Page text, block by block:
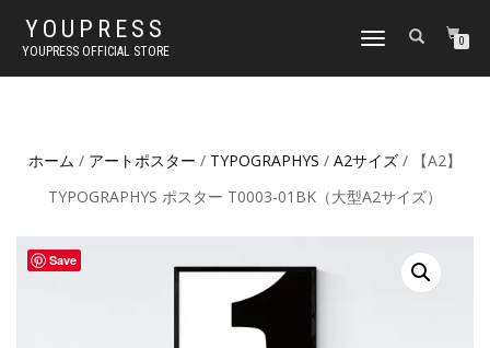
YOUPRESS
YOUPRESS OFFICIAL STORE
ナ
ゲ
ン
り
0
ホーム / アートポスター / TYPOGRAPHYS / A2サイズ / 【A2】
TYPOGRAPHYS ポスター T0003-01BK（大型A2サイズ）
Save